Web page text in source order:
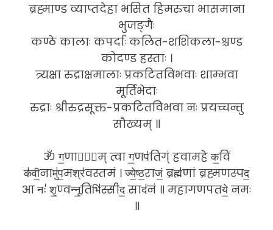
ब्रह्माण्ड व्याप्तदेहा भसित हिमरुचा भासमाना
भुजङ्गैः
कण्ठे कालाः कपर्दाः कलित-शशिकला-श्चण्ड
कोदण्ड हस्ताः ।
त्र्यक्षा रुद्राक्षमालाः प्रकटितविभवाः शाम्भवा
मूर्तिभेदाः
रुद्राः श्रीरुद्रसूक्त-प्रकटितविभवा नः प्रयच्चन्तु
सौख्यम् ॥
ॐ ग॒णाना᳚म् त्वा ग॒णप॑तिग्ं हवामहे क॒विं
क॑वी॒नामु॑प॒मश्र॑वस्तमं । ज्ये॒ष्ठ॒राजं॒ ब्रह्म॑णां ब्रह्मणस्पद॒
आ नः॑ शृ॒ण्वन्नू॒तिभि॑स्सीद॒ साद॑नं ॥ महागणपतये॒ नमः
॥